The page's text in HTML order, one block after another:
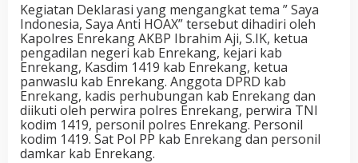
Kegiatan Deklarasi yang mengangkat tema ” Saya
Indonesia, Saya Anti HOAX” tersebut dihadiri oleh
Kapolres Enrekang AKBP Ibrahim Aji, S.IK, ketua
pengadilan negeri kab Enrekang, kejari kab
Enrekang, Kasdim 1419 kab Enrekang, ketua
panwaslu kab Enrekang. Anggota DPRD kab
Enrekang, kadis perhubungan kab Enrekang dan
diikuti oleh perwira polres Enrekang, perwira TNI
kodim 1419, personil polres Enrekang. Personil
kodim 1419. Sat Pol PP kab Enrekang dan personil
damkar kab Enrekang.